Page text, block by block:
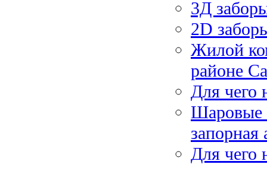
3Д
2D
Жилой
районе
Для чего
Шаровые
Для чего